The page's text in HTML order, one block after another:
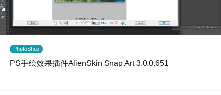
PhotoShop
PS手绘效果插件AlienSkin Snap Art 3.0.0.651